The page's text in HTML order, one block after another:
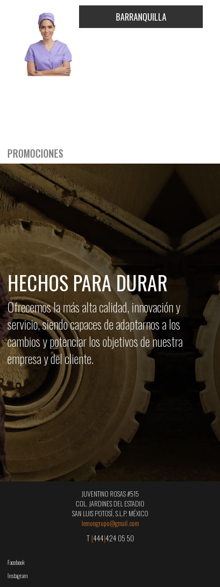
BARRANQUILLA
PROMOCIONES
HECHOS PARA DURAR
Ofrecemos la más alta calidad, innovación y
servicio, siendo capaces de adaptarnos a los
cambios y potenciar los objetivos de nuestra
empresa y del cliente.
JUVENTINO ROSAS #515
COL. JARDINES DEL ESTADIO
SAN LUIS POTOSÍ, S.L.P. MÉXICO
lemongrupo@gmail.com
T(444)424 05 50
Facebook
Instagram